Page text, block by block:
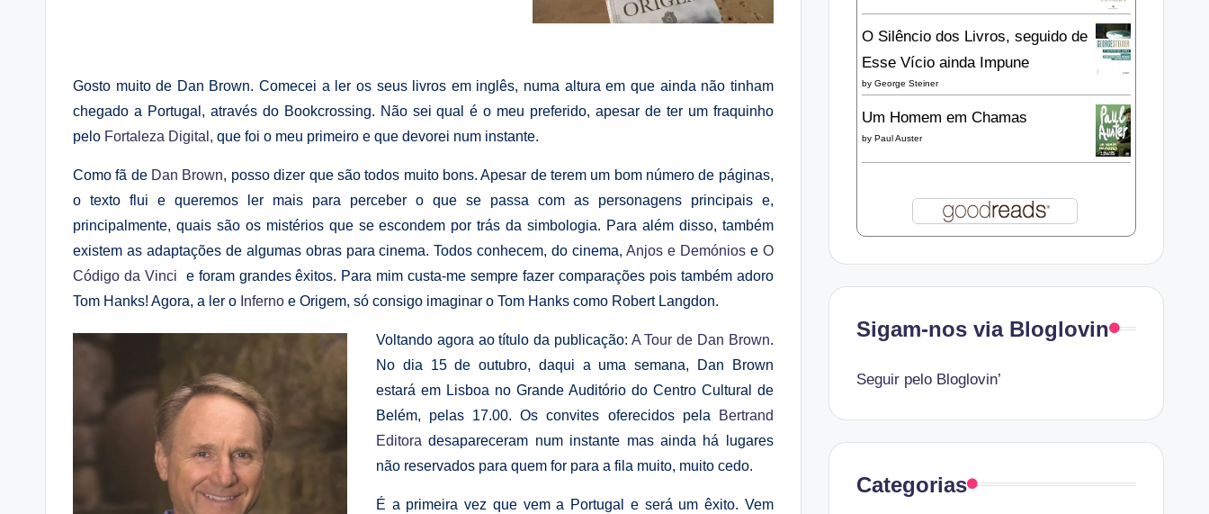
Gosto muito de Dan Brown. Comecei a ler os seus livros em inglês, numa altura em que ainda não tinham
chegado a Portugal, através do Bookcrossing. Não sei qual é o meu preferido, apesar de ter um fraquinho
pelo Fortaleza Digital, que foi o meu primeiro e que devorei num instante.
Como fã de Dan Brown, posso dizer que são todos muito bons. Apesar de terem um bom número de páginas,
o texto flui e queremos ler mais para perceber o que se passa com as personagens principais e,
principalmente, quais são os mistérios que se escondem por trás da simbologia. Para além disso, também
existem as adaptações de algumas obras para cinema. Todos conhecem, do cinema,Anjos e Demóniose O
Código da Vinci e foram grandes êxitos. Para mim custa-me sempre fazer comparações pois também adoro
Tom Hanks! Agora, a ler o Inferno e Origem, só consigo imaginar o Tom Hanks como Robert Langdon.
Voltando agora ao título da publicação: A Tour de Dan Brown.
No dia 15 de outubro, daqui a uma semana, Dan Brown
estará em Lisboa no Grande Auditório do Centro Cultural de
Belém, pelas 17.00. Os convites oferecidos pela
Bertrand
Editora desapareceram num instante mas ainda há lugares
não reservados para quem for para a fila muito, muito cedo.
É a primeira vez que vem a Portugal e será um êxito. Vem
O Silêncio dos Livros, seguido de
Esse Vício ainda Impune
by George Steiner
Um Homem em Chamas
by Paul Auster
Sigam-nos via Bloglovin
Seguir pelo Bloglovin’
Categorias